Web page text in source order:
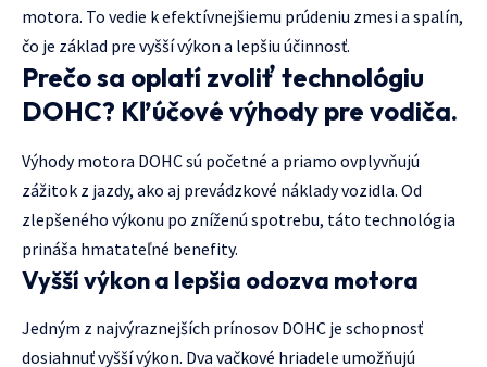
motora. To vedie k efektívnejšiemu prúdeniu zmesi a spalín,
čo je základ pre vyšší výkon a lepšiu účinnosť.
Prečo sa oplatí zvoliť technológiu
DOHC? Kľúčové výhody pre vodiča.
Výhody motora DOHC sú početné a priamo ovplyvňujú
zážitok z jazdy, ako aj prevádzkové náklady vozidla. Od
zlepšeného výkonu po zníženú spotrebu, táto technológia
prináša hmatateľné benefity.
Vyšší výkon a lepšia odozva motora
Jedným z najvýraznejších prínosov DOHC je schopnosť
dosiahnuť vyšší výkon. Dva vačkové hriadele umožňujú